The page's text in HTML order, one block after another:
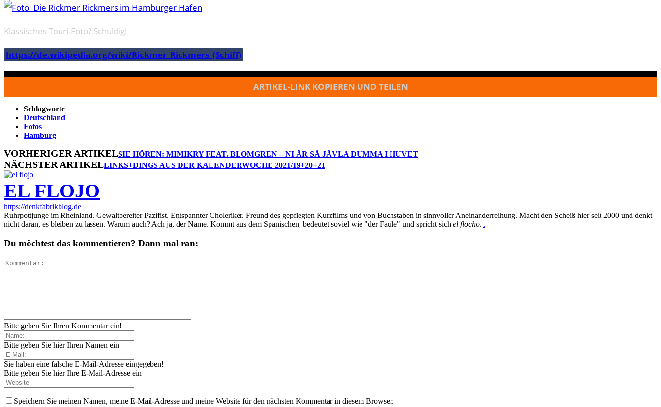
Klassisches Touri-Foto? Schuldig!
https://de.wikipedia.org/wiki/Rickmer_Rickmers_(Schiff)
ARTIKEL-LINK KOPIEREN UND TEILEN
Schlagworte
Deutschland
Fotos
Hamburg
VORHERIGER ARTIKELSIE HÖREN: MIMIKRY FEAT. BLOMGREN – NI ÄR SÅ JÄVLA DUMMA I HUVET
NÄCHSTER ARTIKELLINKS+DINGS AUS DER KALENDERWOCHE 2021/19+20+21
EL FLOJO
https://denkfabrikblog.de
Ruhrpottjunge im Rheinland. Gewaltbereiter Pazifist. Entspannter Choleriker. Freund des gepflegten Kurzfilms und von Buchstaben in sinnvoller Aneinanderreihung. Macht den Scheiß hier seit 2000 und denkt
nicht daran, es bleiben zu lassen. Warum auch? Ach ja, der Name. Kommt aus dem Spanischen, bedeutet soviel wie "der Faule" und spricht sich el flocho. .
Du möchtest das kommentieren? Dann mal ran:
Bitte geben Sie Ihren Kommentar ein!
Bitte geben Sie hier Ihren Namen ein
Sie haben eine falsche E-Mail-Adresse eingegeben!
Bitte geben Sie hier Ihre E-Mail-Adresse ein
Speichern Sie meinen Namen, meine E-Mail-Adresse und meine Website für den nächsten Kommentar in diesem Browser.